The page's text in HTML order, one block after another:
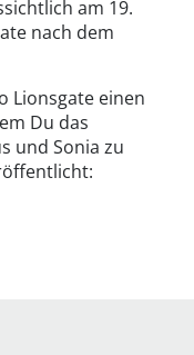
am 19.
nach dem
Lionsgate einen
Du das
und Sonia zu